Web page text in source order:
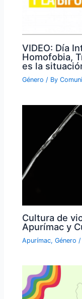
VIDEO: Día
Homofobia,
es la
Género / By
Cultura de
Apurímac y
Apurímac,Género